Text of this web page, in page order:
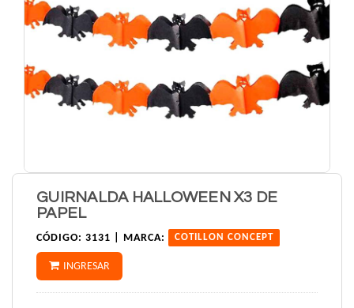
GUIRNALDA HALLOWEEN X3 DE
PAPEL
CÓDIGO: 3131 | MARCA: COTILLON CONCEPT
INGRESAR